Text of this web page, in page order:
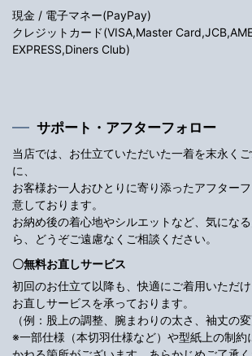
現金 / 電子マネー(PayPay)
クレジットカード(VISA,Master
EXPRESS,Diners Club)
サポート・アフターフォロー
当店では、お仕立ていただいた一着を末永く
に、
お客様お一人おひとりに寄り添ったアフター
意しております。
お納め後の着心地やシルエットなど、気にな
ら、どうぞご遠慮なくご相談ください。
〇無料お直しサービス
初回のお仕立て以降も、快適にご着用いただ
お直しサービスを承っております。
（例：股上の調整、腕まわりの太さ、袖丈の変
※一部仕様（本切羽仕様など）や型紙上の制約